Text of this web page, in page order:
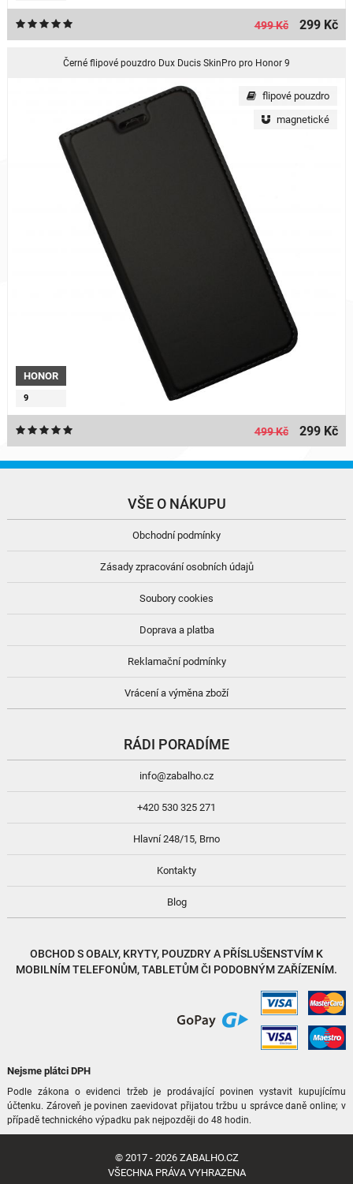
499 Kč 299 Kč
Černé flipové pouzdro Dux Ducis SkinPro pro Honor 9
HONOR
9
flipové pouzdro
magnetické
499 Kč 299 Kč
VŠE O NÁKUPU
Obchodní podmínky
Zásady zpracování osobních údajů
Soubory cookies
Doprava a platba
Reklamační podmínky
Vrácení a výměna zboží
RÁDI PORADÍME
info@zabalho.cz
+420 530 325 271
Hlavní 248/15, Brno
Kontakty
Blog
OBCHOD SOBALY, KRYTY, POUZDRYA PŘÍSLUŠENSTVÍM K
MOBILNÍM TELEFONŮM, TABLETŮM ČI PODOBNÝM ZAŘÍZENÍM.
Nejsme plátci DPH
Podle zákona o evidenci tržeb je prodávající povinen vystavit kupujícímu
účtenku. Zároveň je povinen zaevidovat přijatou tržbu u správce daně online; v
případě technického výpadku pak nejpozději do 48 hodin.
© 2017 - 2026 ZABALHO.CZ
VŠECHNA PRÁVA VYHRAZENA